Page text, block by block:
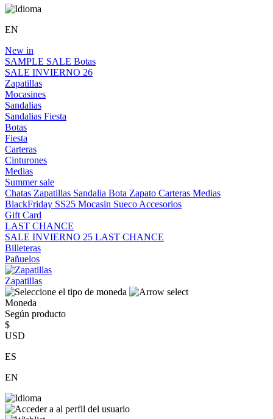
EN
New in
SAMPLE SALE Botas
SALE INVIERNO 26
Zapatillas
Mocasines
Sandalias
Sandalias Fiesta
Botas
Fiesta
Carteras
Cinturones
Medias
Summer sale
Chatas Zapatillas Sandalia Bota Zapato Carteras Medias
BlackFriday SS25 Mocasin Sueco Accesorios
Gift Card
LAST CHANCE
SALE INVIERNO 25 LAST CHANCE
Billeteras
Pañuelos
Zapatillas
Moneda
Según producto
$
USD
ES
EN